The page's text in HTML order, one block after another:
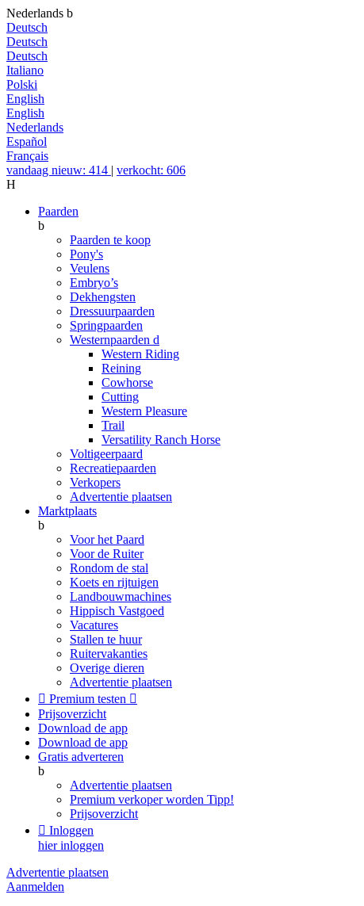
Nederlands b
Deutsch
Deutsch
Deutsch
Italiano
Polski
English
English
Nederlands
Español
Français
vandaag nieuw: 414 | verkocht: 606
H
Paarden
b
Paarden te koop
Pony's
Veulens
Embryo’s
Dekhengsten
Dressuurpaarden
Springpaarden
Westernpaarden d
Western Riding
Reining
Cowhorse
Cutting
Western Pleasure
Trail
Versatility Ranch Horse
Voltigeerpaard
Recreatiepaarden
Verkopers
Advertentie plaatsen
Marktplaats
b
Voor het Paard
Voor de Ruiter
Rondom de stal
Koets en rijtuigen
Landbouwmachines
Hippisch Vastgoed
Vacatures
Stallen te huur
Ruitervakanties
Overige dieren
Advertentie plaatsen
 Premium testen 
Prijsoverzicht
Download de app
Download de app
Gratis adverteren
b
Advertentie plaatsen
Premium verkoper worden Tipp!
Prijsoverzicht
 Inloggen
hier inloggen
Advertentie plaatsen
Aanmelden